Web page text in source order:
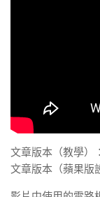
文章版本（教學）：
文章版本（蘋果版